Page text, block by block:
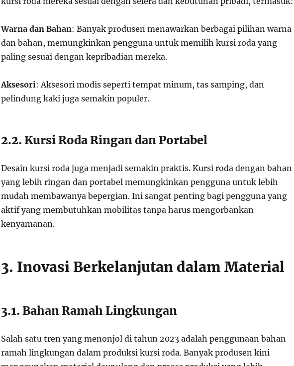
Warna dan Bahan: Banyak produsen menawarkan berbagai pilihan warna
dan bahan, memungkinkan pengguna untuk memilih kursi roda yang
paling sesuai dengan kepribadian mereka.
Aksesori: Aksesori modis seperti tempat minum, tas samping, dan
pelindung kaki juga semakin populer.
2.2. Kursi Roda Ringan dan Portabel
Desain kursi roda juga menjadi semakin praktis. Kursi roda dengan bahan
yang lebih ringan dan portabel memungkinkan pengguna untuk lebih
mudah membawanya bepergian. Ini sangat penting bagi pengguna yang
aktif yang membutuhkan mobilitas tanpa harus mengorbankan
kenyamanan.
3. Inovasi Berkelanjutan dalam Material
3.1. Bahan Ramah Lingkungan
Salah satu tren yang menonjol di tahun 2023 adalah penggunaan bahan
ramah lingkungan dalam produksi kursi roda. Banyak produsen kini